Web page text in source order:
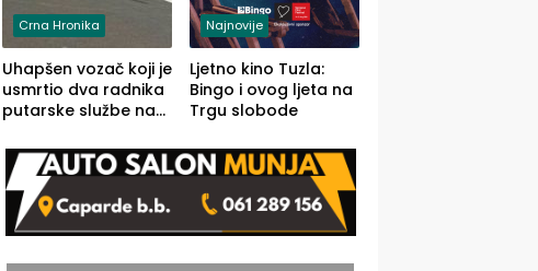
Crna Hronika
Uhapšen vozač koji je
usmrtio dva radnika
putarske službe na
prema Šapcu
(FOTO)
Najnovije
Ljetno kino Tuzla:
Bingo i ovog ljeta na
Trgu slobode